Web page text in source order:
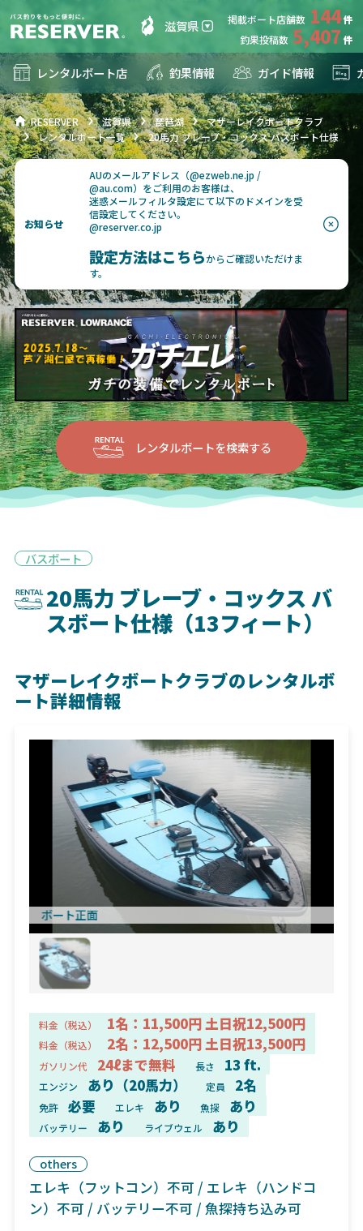
滋賀県 掲載ボート店舗数 144
釣果投稿数 5,407
レンタルボート店 釣果情報 ガイド情報
RESERVER 滋賀県 琵琶湖
マザーレイクボートクラブ
レンタルボート一覧
20馬力 ブレーブ・コックス バスボート仕様
お知らせ
AUのメールアドレス（@ezweb.ne.jp /
@au.com）をご利用のお客様は、
迷惑メールフィルタ設定にて以下のドメインを受
信設定してください。
@reserver.co.jp
設定方法はこちらからご確認いただけま
す。
レンタルボートを検索する
バスボート
20馬力 ブレーブ・コックス バ
スボート仕様（13フィート）
マザーレイクボートクラブのレンタルボ
ート詳細情報
ボート正面
料金（税込） 1名：11,500円 土日祝12,500円
料金（税込） 2名：12,500円 土日祝13,500円
ガソリン代 24ℓまで無料 長さ 13 ft.
エンジン あり（20馬力） 定員 2名
免許 必要 エレキ あり 魚探 あり
バッテリー あり ライブウェル あり
others
エレキ（フットコン）不可 / エレキ（ハンドコ
ン）不可 / バッテリー不可 / 魚探持ち込み可